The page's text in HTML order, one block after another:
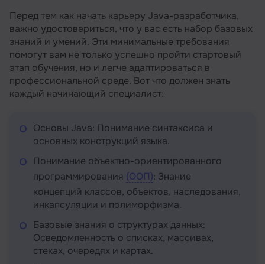
Перед тем как начать карьеру Java-разработчика,
важно удостовериться, что у вас есть набор базовых
знаний и умений. Эти минимальные требования
помогут вам не только успешно пройти стартовый
этап обучения, но и легче адаптироваться в
профессиональной среде. Вот что должен знать
каждый начинающий специалист:
Основы Java: Понимание синтаксиса и
основных конструкций языка.
Понимание объектно-ориентированного
программирования (ООП): Знание
концепций классов, объектов, наследования,
инкапсуляции и полиморфизма.
Базовые знания о структурах данных:
Осведомленность о списках, массивах,
стеках, очередях и картах.